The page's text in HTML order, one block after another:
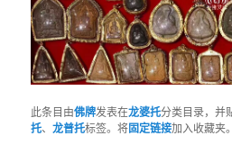
此条目由佛牌发表在龙婆托分类目录，并
托、龙普托标签。将固定链接加入收藏夹。